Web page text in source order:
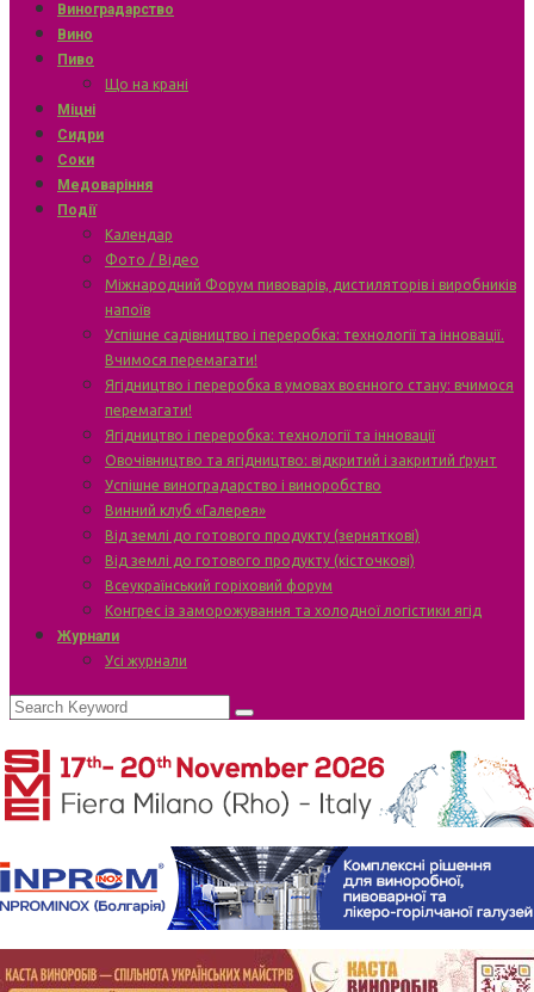
Виноградарство
Вино
Пиво
Що на крані
Міцні
Сидри
Соки
Медоваріння
Події
Календар
Фото / Відео
Міжнародний Форум пивоварів, дистиляторів і виробників
напоїв
Успішне садівництво і переробка: технології та інновації.
Вчимося перемагати!
Ягідництво і переробка в умовах воєнного стану: вчимося
перемагати!
Ягідництво і переробка: технології та інновації
Овочівництво та ягідництво: відкритий і закритий ґрунт
Успішне виноградарство і виноробство
Винний клуб «Галерея»
Від землі до готового продукту (зерняткові)
Від землі до готового продукту (кісточкові)
Всеукраїнський горіховий форум
Конгрес із заморожування та холодної логістики ягід
Журнали
Усі журнали